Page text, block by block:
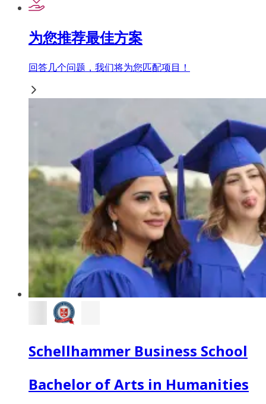
为您推荐最佳方案
回答几个问题，我们将为您匹配项目！
Schellhammer Business School
Bachelor of Arts in Humanities